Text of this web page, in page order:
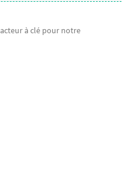
à clé pour notre